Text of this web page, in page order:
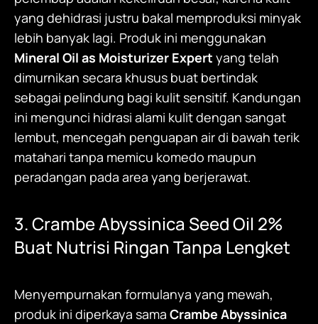
yang dehidrasi justru bakal memproduksi minyak
lebih banyak lagi. Produk ini menggunakan
Mineral Oil as Moisturizer Expert yang telah
dimurnikan secara khusus buat bertindak
sebagai pelindung bagi kulit sensitif. Kandungan
ini mengunci hidrasi alami kulit dengan sangat
lembut, mencegah penguapan air di bawah terik
matahari tanpa memicu komedo maupun
peradangan pada area yang berjerawat.
3. Crambe Abyssinica Seed Oil 2%
Buat Nutrisi Ringan Tanpa Lengket
Menyempurnakan formulanya yang mewah,
produk ini diperkaya sama Crambe Abyssinica